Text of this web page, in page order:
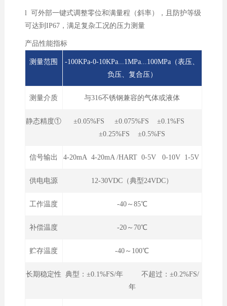
l 可外部一键式调整零位和满量程（斜率），且防护等级
可达到IP67，满足复杂工况的压力测量
产品性能指标
测量范围
-100KPa-0-10KPa...1MPa...100MPa（表压、
负压、复合压）
测量介质 与316不锈钢兼容的气体或液体
静态精度①
±0.05%FS ±0.075%FS ±0.1%FS
±0.25%FS ±0.5%FS
信号输出 4-20mA 4-20mA /HART 0-5V 0-10V 1-5V
供电电源 12-30VDC（典型24VDC）
工作温度 -40～85℃
补偿温度 -20～70℃
贮存温度 -40～100℃
长期稳定性 典型：±0.1%FS/年 不超过：±0.2%FS/
年